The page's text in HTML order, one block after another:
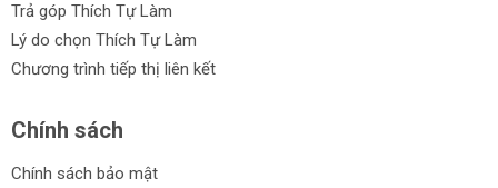
Trả góp Thích Tự Làm
Lý do chọn Thích Tự Làm
Chương trình tiếp thị liên kết
Chính sách
Chính sách bảo mật